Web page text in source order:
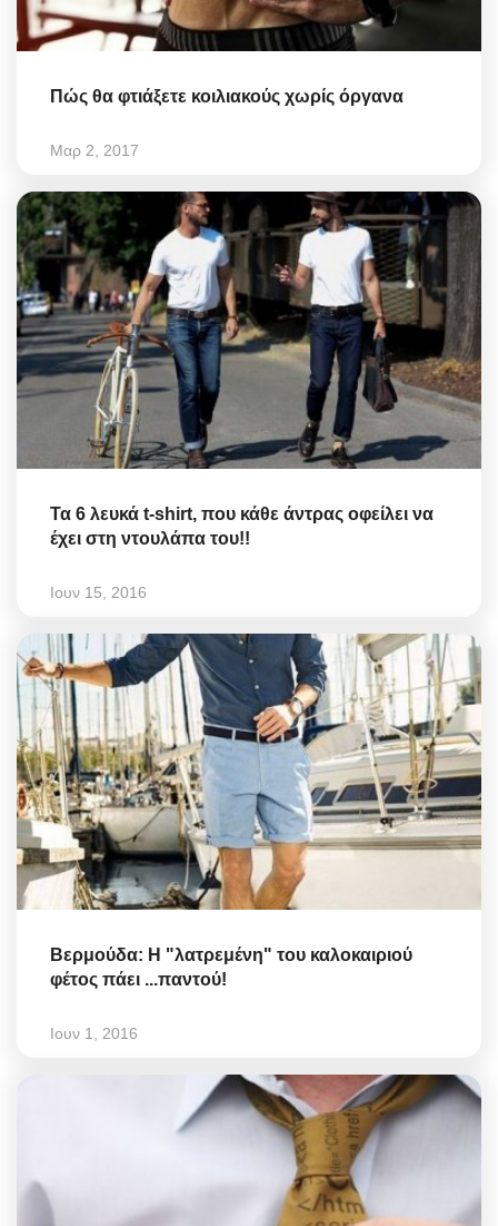
Πώς θα φτιάξετε κοιλιακούς χωρίς όργανα
Μαρ 2, 2017
Τα 6 λευκά t-shirt, που κάθε άντρας οφείλει να
έχει στη ντουλάπα του!!
Ιουν 15, 2016
Βερμούδα: Η "λατρεμένη" του καλοκαιριού
φέτος πάει ...παντού!
Ιουν 1, 2016